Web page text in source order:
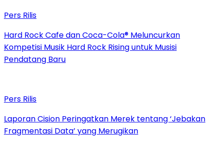
Pers Rilis
Hard Rock Cafe dan Coca-Cola® Meluncurkan
Kompetisi Musik Hard Rock Rising untuk Musisi
Pendatang Baru
Pers Rilis
Laporan Cision Peringatkan Merek tentang ‘Jebakan
Fragmentasi Data’ yang Merugikan